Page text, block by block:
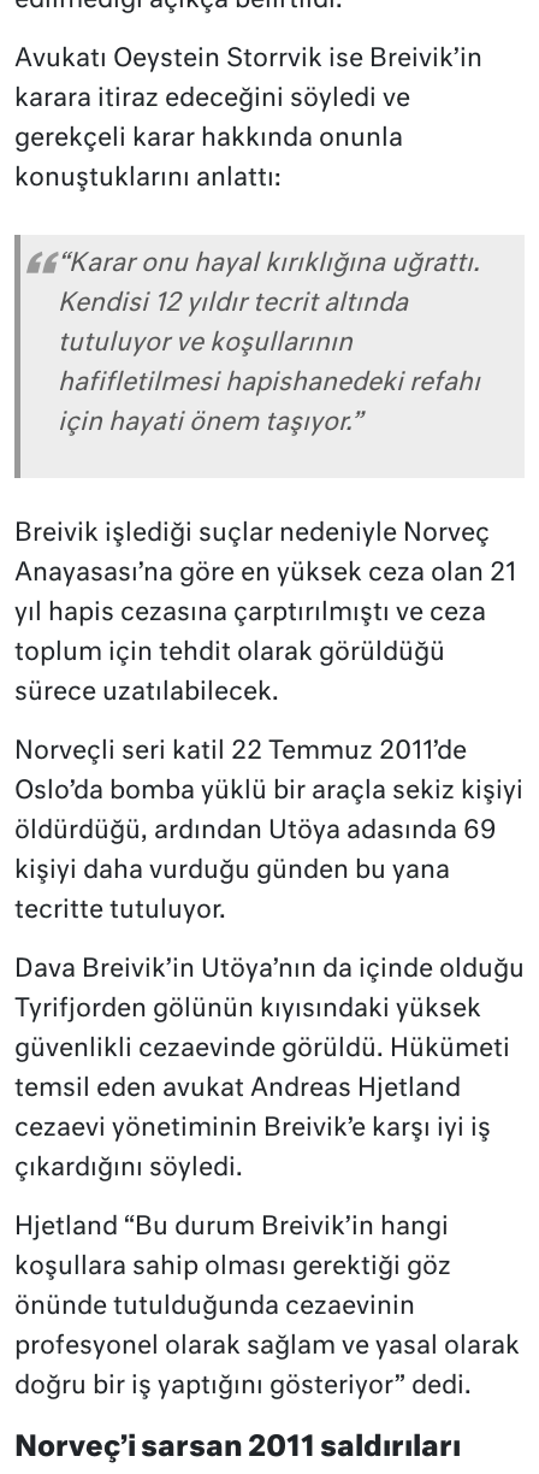
Avukatı Oeystein Storrvik ise Breivik’in
karara itiraz edeceğini söyledi ve
gerekçeli karar hakkında onunla
konuştuklarını anlattı:
“Karar onu hayal kırıklığına uğrattı.
Kendisi 12 yıldır tecrit altında
tutuluyor ve koşullarının
hafifletilmesi hapishanedeki refahı
için hayati önem taşıyor.”
Breivik işlediği suçlar nedeniyle Norveç
Anayasası’na göre en yüksek ceza olan 21
yıl hapis cezasına çarptırılmıştı ve ceza
toplum için tehdit olarak görüldüğü
sürece uzatılabilecek.
Norveçli seri katil 22 Temmuz 2011’de
Oslo’da bomba yüklü bir araçla sekiz kişiyi
öldürdüğü, ardından Utöya adasında 69
kişiyi daha vurduğu günden bu yana
tecritte tutuluyor.
Dava Breivik’in Utöya’nın da içinde olduğu
Tyrifjorden gölünün kıyısındaki yüksek
güvenlikli cezaevinde görüldü. Hükümeti
temsil eden avukat Andreas Hjetland
cezaevi yönetiminin Breivik’e karşı iyi iş
çıkardığını söyledi.
Hjetland “Bu durum Breivik’in hangi
koşullara sahip olması gerektiği göz
önünde tutulduğunda cezaevinin
profesyonel olarak sağlam ve yasal olarak
doğru bir iş yaptığını gösteriyor” dedi.
Norveç’i sarsan 2011 saldırıları